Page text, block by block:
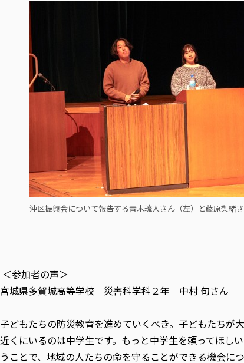
沖区振興会について報告する青木琉人さん（左）と藤原梨緒さ
＜参加者の声＞
宮城県多賀城高等学校 災害科学科２年 中村 旬さん
子どもたちの防災教育を進めていくべき。子どもたちが
近くにいるのは中学生です。もっと中学生を頼ってほし
うことで、地域の人たちの命を守ることができる機会に